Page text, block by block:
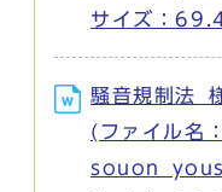
サイズ：
騒音規制法_
(ファイル名：